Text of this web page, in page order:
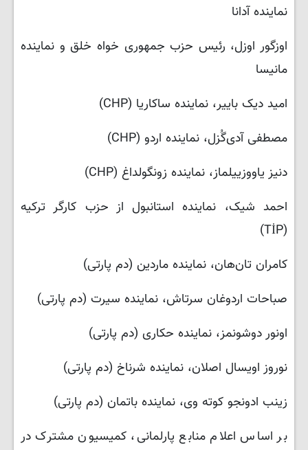
نماینده آدانا
اوزگور اوزل، رئیس حزب جمهوری‌ خواه خلق و نماینده
مانیسا
امید دیک باییر، نماینده ساکاریا (CHP)
مصطفی آدی‌گُزل، نماینده اردو (CHP)
دنیز یاووزییلماز، نماینده زونگولداغ (CHP)
احمد شیک، نماینده استانبول از حزب کارگر ترکیه
(TİP)
کامران تان‌هان، نماینده ماردین (دم پارتی)
صباحات اردوغان سرتاش، نماینده سیرت (دم پارتی)
اونور دوشونمز، نماینده حکاری (دم پارتی)
نوروز اویسال اصلان، نماینده شرناخ (دم پارتی)
زینب ادونجو کوته وی، نماینده باتمان (دم پارتی)
بر اساس اعلام منابع پارلمانی، کمیسیون مشترک در